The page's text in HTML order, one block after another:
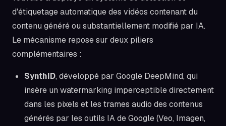
d'étiquetage automatique des vidéos contenant du
contenu généré ou substantiellement modifié par IA.
Le mécanisme repose sur deux piliers
complémentaires :
SynthID, développé par Google DeepMind, qui
insère un watermarking imperceptible directement
dans les pixels et les trames audio des contenus
générés par les outils IA de Google (Veo, Imagen,